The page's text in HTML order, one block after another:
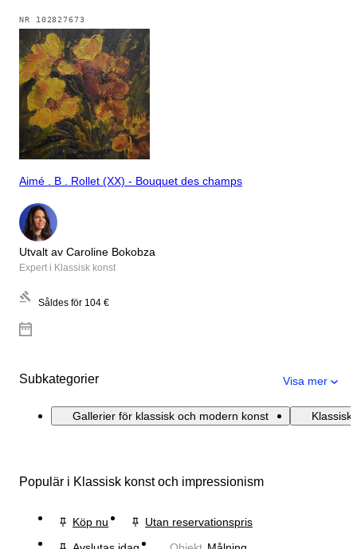
NR 102827673
Aimé . B . Rollet (XX) - Bouquet des champs
Utvalt av Caroline Bokobza
Expert i Klassisk konst
Såldes för 104 €
Subkategorier Visa mer
Gallerier för klassisk och modern konst Klassisk
Populär i Klassisk konst och impressionism
Köp nu
Utan reservationspris